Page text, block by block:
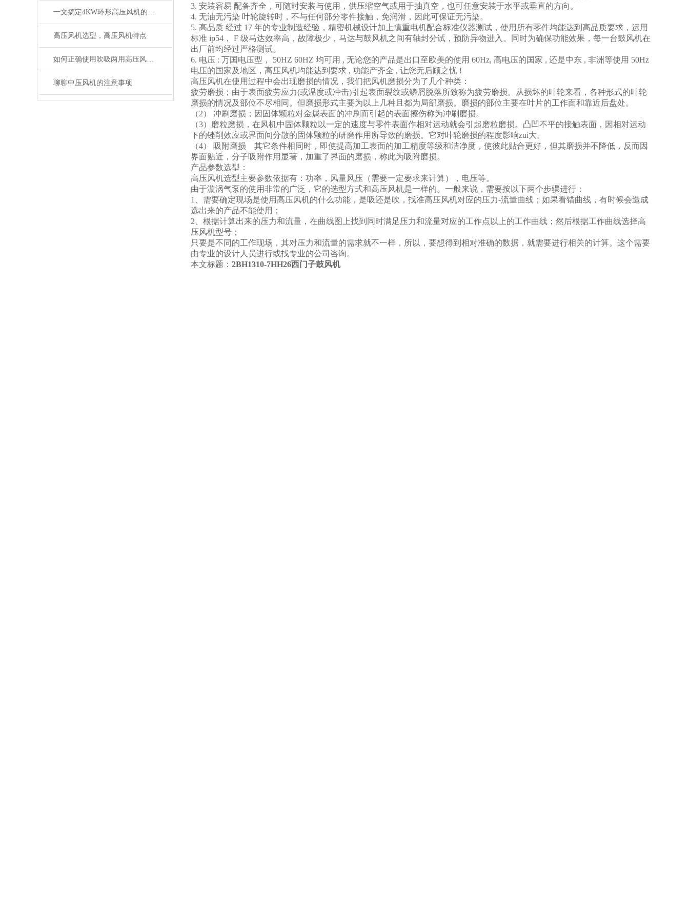
一文搞定4KW环形高压风机的原理和特点
高压风机选型，高压风机特点
如何正确使用吹吸两用高压风机进行操作？
聊聊中压风机的注意事项
3. 安装容易 配备齐全，可随时安装与使用，供压缩空气或用于抽真空，也可任意安装于水平或垂直的方向。
4. 无油无污染 叶轮旋转时，不与任何部分零件接触，免润滑，因此可保证无污染。
5. 高品质 经过 17 年的专业制造经验，精密机械设计加上慎重电机配合标准仪器测试，使用所有零件均能达到高品质要求，运用
标准 ip54， F 级马达效率高，故障极少，马达与鼓风机之间有轴封分试，预防异物进入。同时为确保功能效果，每一台鼓风机在
出厂前均经过严格测试。
6. 电压 : 万国电压型， 50HZ 60HZ 均可用 , 无论您的产品是出口至欧美的使用 60Hz, 高电压的国家 , 还是中东 , 非洲等使用 50Hz
电压的国家及地区，高压风机均能达到要求 , 功能产齐全 , 让您无后顾之忧 !
高压风机在使用过程中会出现磨损的情况，我们把风机磨损分为了几个种类：
疲劳磨损；由于表面疲劳应力(或温度或冲击)引起表面裂纹或鳞屑脱落所致称为疲劳磨损。从损坏的叶轮来看，各种形式的叶轮
磨损的情况及部位不尽相同。但磨损形式主要为以上几种且都为局部磨损。磨损的部位主要在叶片的工作面和靠近后盘处。
（2） 冲刷磨损；因固体颗粒对金属表面的冲刷而引起的表面擦伤称为冲刷磨损。
（3）磨粒磨损，在风机中固体颗粒以一定的速度与零件表面作相对运动就会引起磨粒磨损。凸凹不平的接触表面，因相对运动
下的锉削效应或界面间分散的固体颗粒的研磨作用所导致的磨损。它对叶轮磨损的程度影响zui大。
（4） 吸附磨损 其它条件相同时，即使提高加工表面的加工精度等级和洁净度，使彼此贴合更好，但其磨损并不降低，反而因
界面贴近，分子吸附作用显著，加重了界面的磨损，称此为吸附磨损。
产品参数选型：
高压风机选型主要参数依据有：功率，风量风压（需要一定要求来计算），电压等。
由于漩涡气泵的使用非常的广泛，它的选型方式和高压风机是一样的。一般来说，需要按以下两个步骤进行：
1、需要确定现场是使用高压风机的什么功能，是吸还是吹，找准高压风机对应的压力-流量曲线；如果看错曲线，有时候会造成
选出来的产品不能使用；
2、根据计算出来的压力和流量，在曲线图上找到同时满足压力和流量对应的工作点以上的工作曲线；然后根据工作曲线选择高
压风机型号；
只要是不同的工作现场，其对压力和流量的需求就不一样，所以，要想得到相对准确的数据，就需要进行相关的计算。这个需要
由专业的设计人员进行或找专业的公司咨询。
本文标题： 2BH1310-7HH26西门子鼓风机